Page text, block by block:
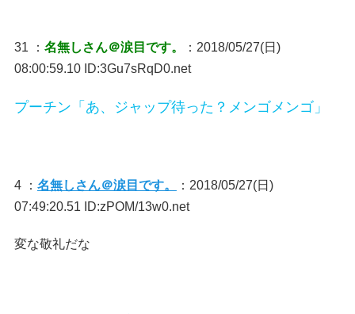
31 ： 名無しさん＠涙目です。
：2018/05/27(日)
08:00:59.10 ID:3Gu7sRqD0.net
プーチン「あ、ジャップ待った？メンゴメンゴ」
4 ： 名無しさん＠涙目です。
：2018/05/27(日)
07:49:20.51 ID:zPOM/13w0.net
変な敬礼だな